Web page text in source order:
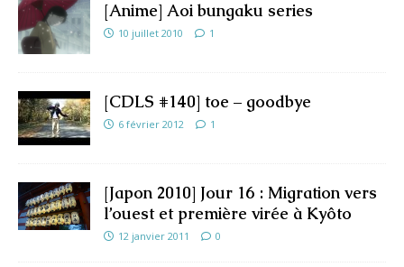
[Anime] Aoi bungaku series
10 juillet 2010 1
[CDLS #140] toe – goodbye
6 février 2012 1
[Japon 2010] Jour 16 : Migration vers
l’ouest et première virée à Kyôto
12 janvier 2011 0